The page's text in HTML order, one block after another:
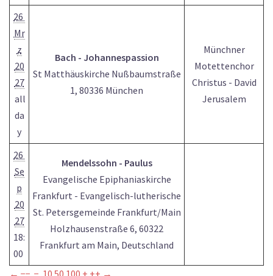
26
Mr
z
20
27
all
da
y
Bach - Johannespassion
St Matthäuskirche Nußbaumstraße
1, 80336 München
Münchner
Motettenchor
Christus - David
Jerusalem
26
Se
p
20
27
18:
00
Mendelssohn - Paulus
Evangelische Epiphaniaskirche
Frankfurt - Evangelisch-lutherische
St. Petersgemeinde Frankfurt/Main
Holzhausenstraße 6, 60322
Frankfurt am Main, Deutschland
← −− − 10 50 100 + ++ →